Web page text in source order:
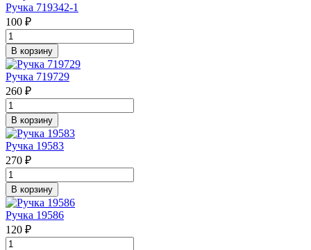
Ручка 719342-1
100 ₽
В корзину
Ручка 719729
260 ₽
В корзину
Ручка 19583
270 ₽
В корзину
Ручка 19586
120 ₽